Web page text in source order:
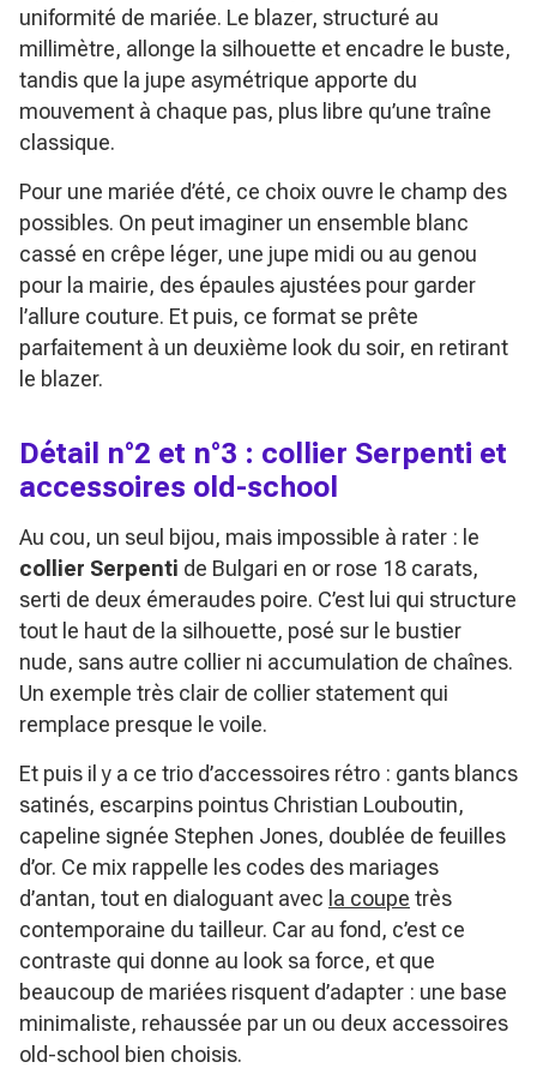
uniformité de mariée. Le blazer, structuré au
millimètre, allonge la silhouette et encadre le buste,
tandis que la jupe asymétrique apporte du
mouvement à chaque pas, plus libre qu’une traîne
classique.
Pour une mariée d’été, ce choix ouvre le champ des
possibles. On peut imaginer un ensemble blanc
cassé en crêpe léger, une jupe midi ou au genou
pour la mairie, des épaules ajustées pour garder
l’allure couture. Et puis, ce format se prête
parfaitement à un deuxième look du soir, en retirant
le blazer.
Détail n°2 et n°3 : collier Serpenti et
accessoires old-school
Au cou, un seul bijou, mais impossible à rater : le
collier Serpenti de Bulgari en or rose 18 carats,
serti de deux émeraudes poire. C’est lui qui structure
tout le haut de la silhouette, posé sur le bustier
nude, sans autre collier ni accumulation de chaînes.
Un exemple très clair de collier statement qui
remplace presque le voile.
Et puis il y a ce trio d’accessoires rétro : gants blancs
satinés, escarpins pointus Christian Louboutin,
capeline signée Stephen Jones, doublée de feuilles
d’or. Ce mix rappelle les codes des mariages
d’antan, tout en dialoguant avec la coupe très
contemporaine du tailleur. Car au fond, c’est ce
contraste qui donne au look sa force, et que
beaucoup de mariées risquent d’adapter : une base
minimaliste, rehaussée par un ou deux accessoires
old-school bien choisis.